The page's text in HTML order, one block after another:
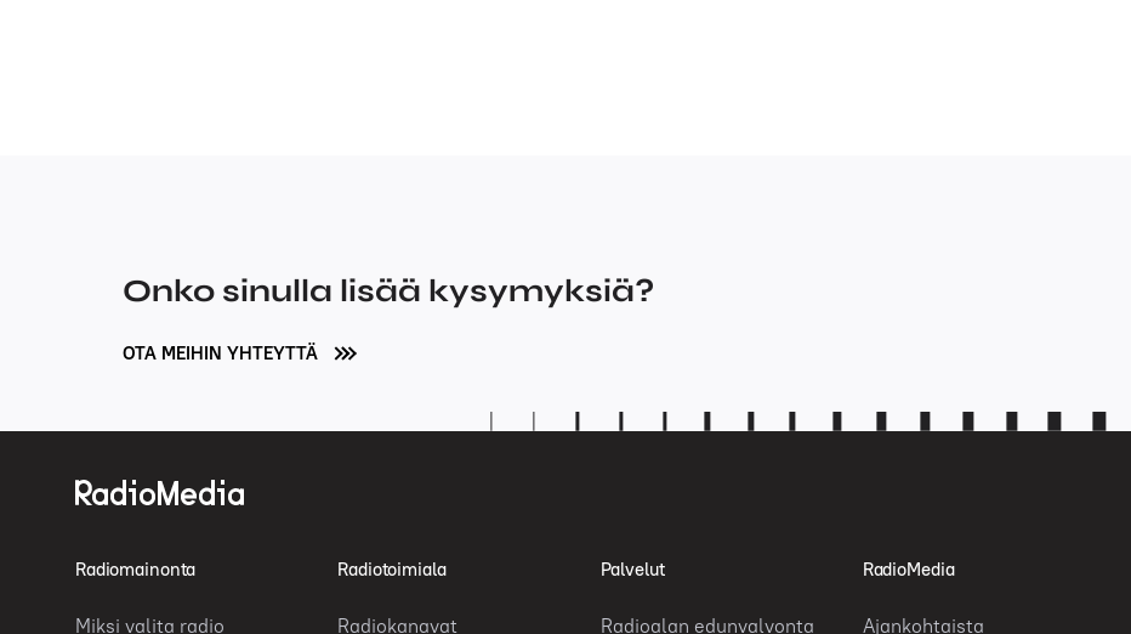
Onko sinulla lisää kysymyksiä?
OTA MEIHIN YHTEYTTÄ
Radiomainonta
Miksi valita radio
Radiotoimiala
Radiokanavat
Palvelut
Radioalan edunvalvonta
RadioMedia
Ajankohtaista